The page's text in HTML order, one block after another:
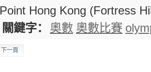
Point Hong Kong (Fortress
關鍵字：
奧數 奧數比賽
下一頁